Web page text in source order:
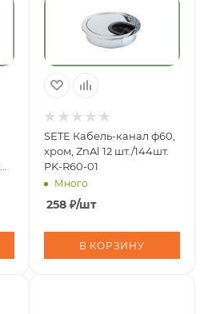
SETE Кабель-канал ф60,
хром, ZnAl 12 шт./144шт.
PK-R60-01
Много
258₽/шт
В КОРЗИНУ